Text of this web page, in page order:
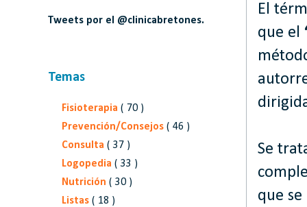
El
que el
Se
que
Tweets por el @clinicabretones.
Temas
Fisioterapia ( 70 )
Prevención/Consejos ( 46 )
Consulta ( 37 )
Logopedia ( 33 )
Nutrición ( 30 )
Listas ( 18 )